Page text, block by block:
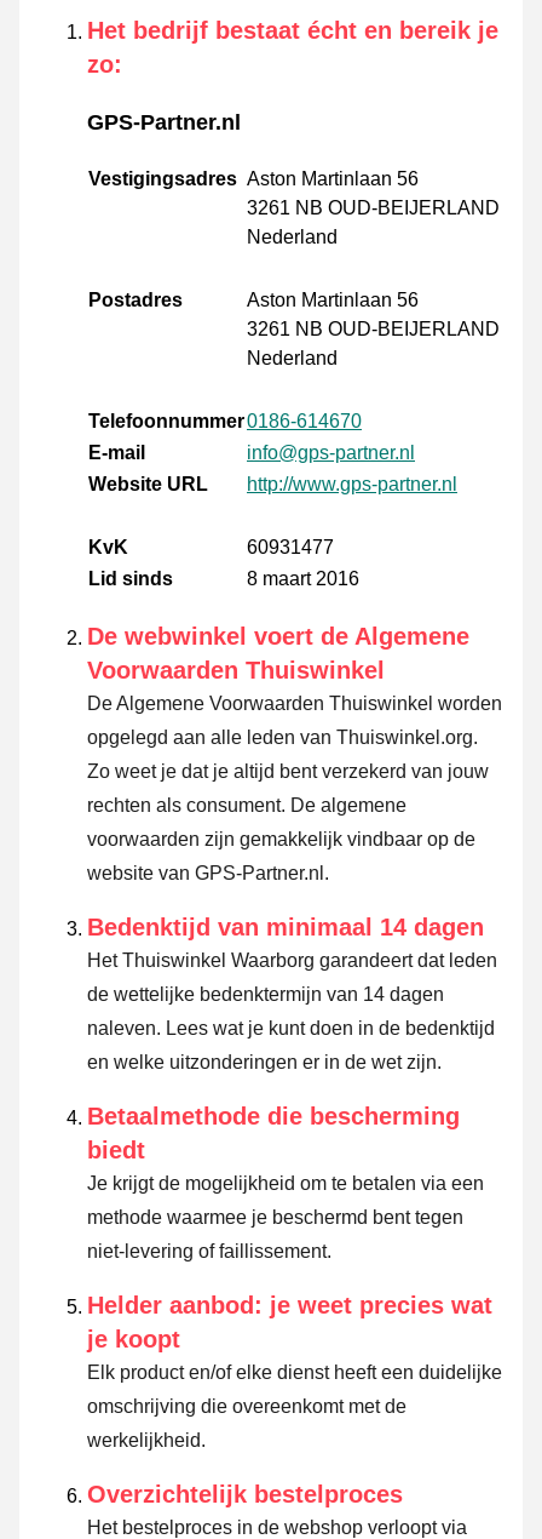
Het bedrijf bestaat écht en bereik je
zo:
GPS-Partner.nl
Vestigingsadres Aston Martinlaan 56
3261 NB OUD-BEIJERLAND
Nederland
Postadres
Aston Martinlaan 56
3261 NB OUD-BEIJERLAND
Nederland
Telefoonnummer0186-614670
E-mail
info@gps-partner.nl
Website URL
http://www.gps-partner.nl
KvK
60931477
Lid sinds
8 maart 2016
De webwinkel voert de Algemene
Voorwaarden Thuiswinkel
De Algemene Voorwaarden Thuiswinkel worden
opgelegd aan alle leden van Thuiswinkel.org.
Zo weet je dat je altijd bent verzekerd van jouw
rechten als consument. De algemene
voorwaarden zijn gemakkelijk vindbaar op de
website van GPS-Partner.nl.
Bedenktijd van minimaal 14 dagen
Het Thuiswinkel Waarborg garandeert dat leden
de wettelijke bedenktermijn van 14 dagen
naleven. Lees wat je kunt doen in de bedenktijd
en welke uitzonderingen er in de wet zijn.
Betaalmethode die bescherming
biedt
Je krijgt de mogelijkheid om te betalen via een
methode waarmee je beschermd bent tegen
niet-levering of faillissement.
Helder aanbod: je weet precies wat
je koopt
Elk product en/of elke dienst heeft een duidelijke
omschrijving die overeenkomt met de
werkelijkheid.
Overzichtelijk bestelproces
Het bestelproces in de webshop verloopt via